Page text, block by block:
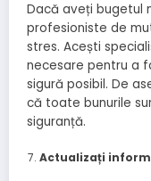
Dacă aveți bugetul
profesioniste de
stres. Acești
necesare pentru a
sigură posibil. De
că toate bunurile
siguranță.
Actualizați